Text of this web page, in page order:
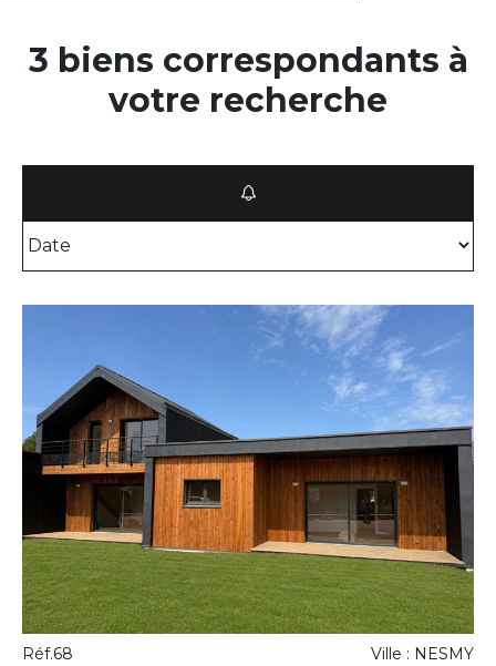
3 biens correspondants à
votre recherche
Réf.68 Ville : NESMY